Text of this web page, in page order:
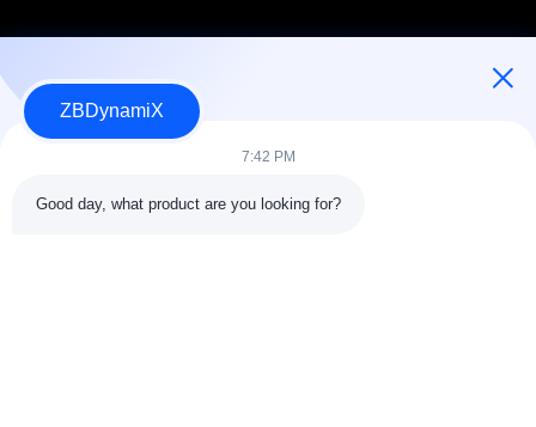
Ontwerper en fabrikant van batterijpakketten en actuatoren voor
humanoïde robots.
ZBDynamiX
7:42 PM
Good day, what product are you looking for?